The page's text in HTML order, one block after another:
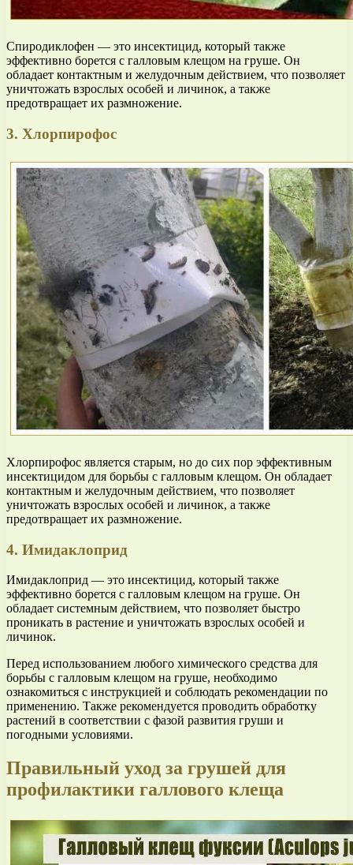
Спиродиклофен — это инсектицид, который также
эффективно борется с галловым клещом на груше. Он
обладает контактным и желудочным действием, что позволяет
уничтожать взрослых особей и личинок, а также
предотвращает их размножение.
3. Хлорпирофос
Хлорпирофос является старым, но до сих пор эффективным
инсектицидом для борьбы с галловым клещом. Он обладает
контактным и желудочным действием, что позволяет
уничтожать взрослых особей и личинок, а также
предотвращает их размножение.
4. Имидаклоприд
Имидаклоприд — это инсектицид, который также
эффективно борется с галловым клещом на груше. Он
обладает системным действием, что позволяет быстро
проникать в растение и уничтожать взрослых особей и
личинок.
Перед использованием любого химического средства для
борьбы с галловым клещом на груше, необходимо
ознакомиться с инструкцией и соблюдать рекомендации по
применению. Также рекомендуется проводить обработку
растений в соответствии с фазой развития груши и
погодными условиями.
Правильный уход за грушей для
профилактики галлового клеща